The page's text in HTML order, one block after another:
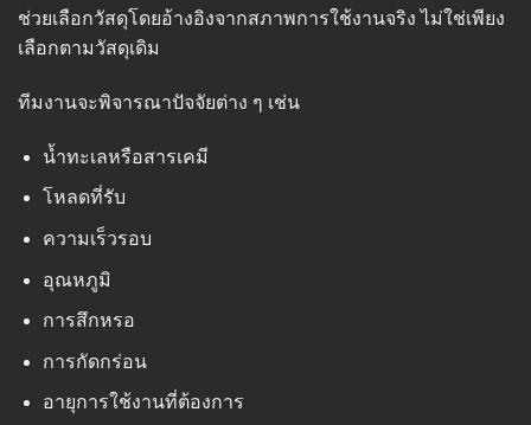
ช่วยเลือกวัสดุโดยอ้างอิงจากสภาพการใช้งานจริง ไม่ใช่เพียง
เลือกตามวัสดุเดิม
ทีมงานจะพิจารณาปัจจัยต่าง ๆ เช่น
น้ำทะเลหรือสารเคมี
โหลดที่รับ
ความเร็วรอบ
อุณหภูมิ
การสึกหรอ
การกัดกร่อน
อายุการใช้งานที่ต้องการ